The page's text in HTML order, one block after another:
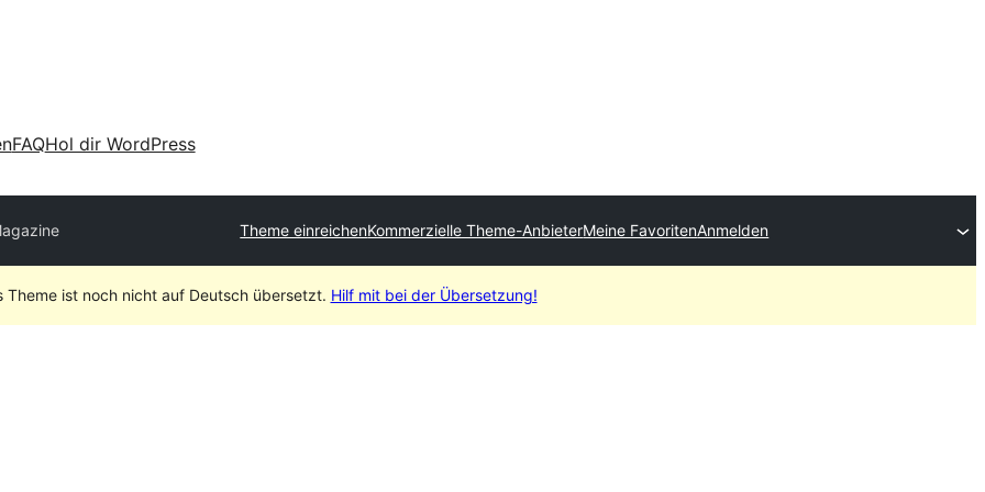
FAQHol dir WordPress
Theme einreichenKommerzielle Theme-AnbieterMeine FavoritenAnmelden
Theme ist noch nicht auf Deutsch übersetzt. Hilf mit bei der Übersetzung!